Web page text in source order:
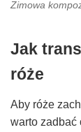
Zimowa
Jak
róże
Aby róże
warto zadbać